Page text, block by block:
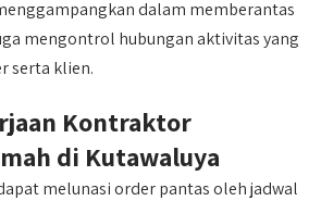
dalam memberantas
mengontrol hubungan aktivitas yang
serta klien.
Kontraktor
di Kutawaluya
melunasi order pantas oleh jadwal